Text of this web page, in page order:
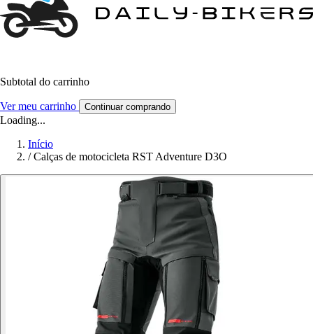
Subtotal do carrinho
Ver meu carrinho Continuar comprando
Loading...
Início
/ Calças de motocicleta RST Adventure D3O